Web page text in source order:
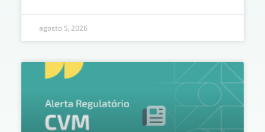
agosto 5, 2026